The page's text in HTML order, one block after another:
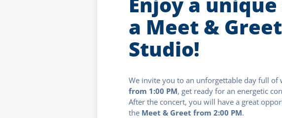
a Meet &
Studio!
We invite you to an unforgettable day full
from 1:00 PM, get ready for an energetic
After the concert, you will have a great
the Meet & Greet from 2:00 PM.